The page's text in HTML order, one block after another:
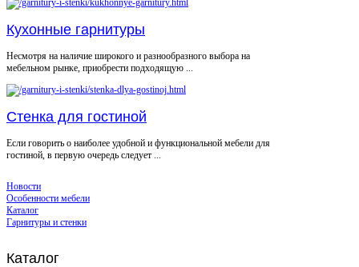
Кухонные гарнитуры
Несмотря на наличие широкого и разнообразного выбора на
мебельном рынке, приобрести подходящую ...
Стенка для гостиной
Если говорить о наиболее удобной и функциональной мебели для
гостиной, в первую очередь следует ...
Новости
Особенности мебели
Каталог
Гарнитуры и стенки
Каталог